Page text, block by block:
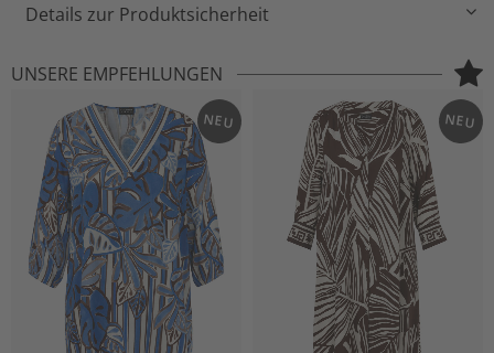
Details zur Produktsicherheit
UNSERE EMPFEHLUNGEN
NEU NEU